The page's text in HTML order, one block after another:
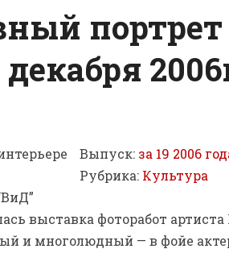
Выпуск: за 19 2006
Рубрика: Культура
выставка фоторабот
и многолюдный — в фойе